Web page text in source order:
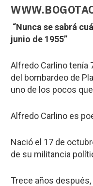
“Nunca se sabrá
junio de 1955”
Alfredo Carlino tenía
del bombardeo de
uno de los pocos
Alfredo Carlino es
Nació el 17 de
de su militancia
Trece años